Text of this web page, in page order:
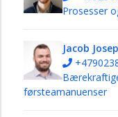
Prosesser
Jacob
førsteamanuenser